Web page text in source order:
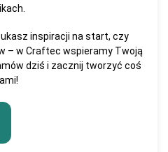
inspiracji na start, czy
– w Craftec wspieramy Twoją
dziś i zacznij tworzyć coś